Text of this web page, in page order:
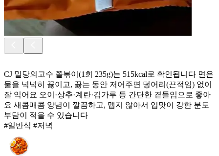
CJ 밀당의고수 쫄볶이(1회 235g)는 515kcal로 확인됩니다 면은
물을 넉넉히 끓이고, 끓는 동안 저어주면 덩어리(끈적임) 없이
잘 익어요 오이·상추·계란·김가루 등 간단한 곁들임으로 좋아
요 새콤매콤 양념이 깔끔하고, 맵지 않아서 입맛이 강한 분도
부담이 적을 수 있습니다
#일반식 #저녁